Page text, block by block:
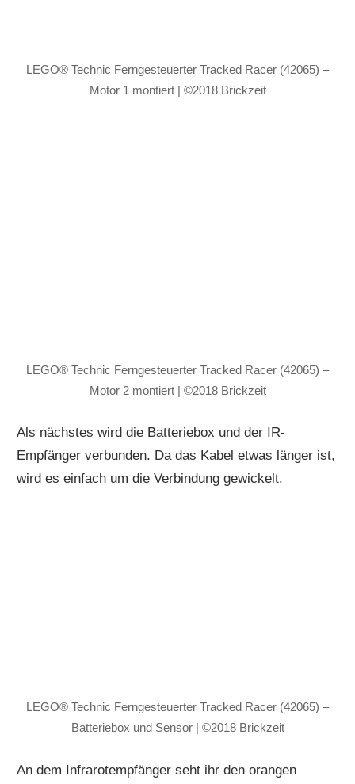
LEGO® Technic Ferngesteuerter Tracked Racer (42065) –
Motor 1 montiert | ©2018 Brickzeit
LEGO® Technic Ferngesteuerter Tracked Racer (42065) –
Motor 2 montiert | ©2018 Brickzeit
Als nächstes wird die Batteriebox und der IR-
Empfänger verbunden. Da das Kabel etwas länger ist,
wird es einfach um die Verbindung gewickelt.
LEGO® Technic Ferngesteuerter Tracked Racer (42065) –
Batteriebox und Sensor | ©2018 Brickzeit
An dem Infrarotempfänger seht ihr den orangen